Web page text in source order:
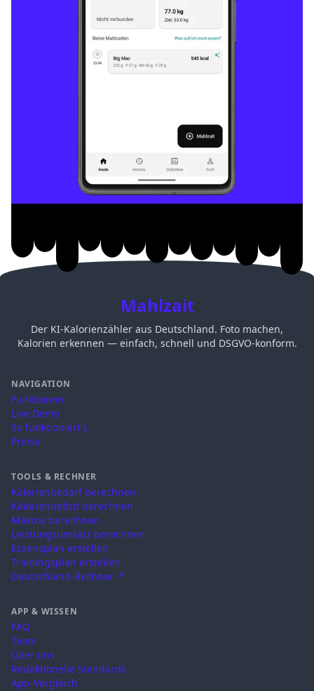
Mahlzait
Der KI-Kalorienzähler aus Deutschland. Foto machen,
Kalorien erkennen — einfach, schnell und DSGVO-konform.
NAVIGATION
Funktionen
Live Demo
So funktioniert's
Preise
TOOLS & RECHNER
Kalorienbedarf berechnen
Kaloriendefizit berechnen
Makros berechnen
Leistungsumsatz berechnen
Essensplan erstellen
Trainingsplan erstellen
Deutschland-Rechner ↗
APP & WISSEN
FAQ
Team
Über uns
Redaktionelle Standards
App-Vergleich